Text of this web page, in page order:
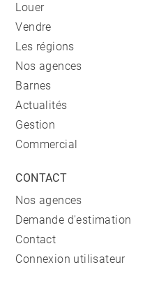
Louer
Vendre
Les régions
Nos agences
Barnes
Actualités
Gestion
Commercial
CONTACT
Nos agences
Demande d'estimation
Contact
Connexion utilisateur